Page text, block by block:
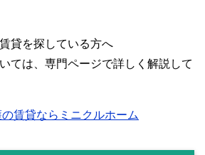
貸を探している方へ
ては、専門ページで詳しく解説して
賃貸ならミニクルホーム